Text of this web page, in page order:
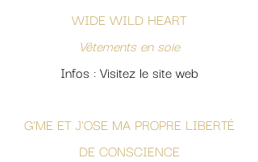
WIDE WILD HEART
Vêtements en soie
Infos : Visitez le site web
G'ME ET J'OSE MA PROPRE LIBERTÉ
DE CONSCIENCE